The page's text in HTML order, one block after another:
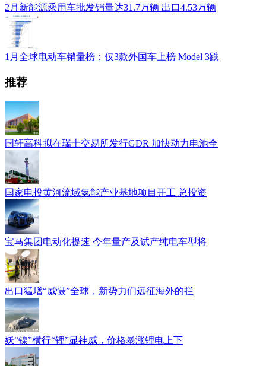
2月新能源乘用车批发销量达31.7万辆 出口4.53万辆
1月全球电动车销量榜：仅3款外国车上榜 Model 3跌
推荐
国轩高科拟在瑞士交易所发行GDR 加快动力电池全
国家电投黄河流域氢能产业基地项目开工 总投资
宝马集团电动化提速 今年量产及试产纯电车型将
出口猛增“威慑”全球，新势力们远征海外的拦
妖“镍”横行“锂”显神威，价格暴涨锂电上下